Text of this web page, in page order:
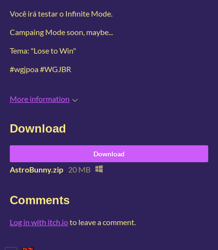
Você irá testar o Infinite Mode.
Campaing Mode soon, maybe...
Tema: "Lose to Win"
#wgjpoa #WGJBR
More information
Download
Download
AstroBunny.zip 20 MB
Comments
Log in with itch.ioto leave a comment.